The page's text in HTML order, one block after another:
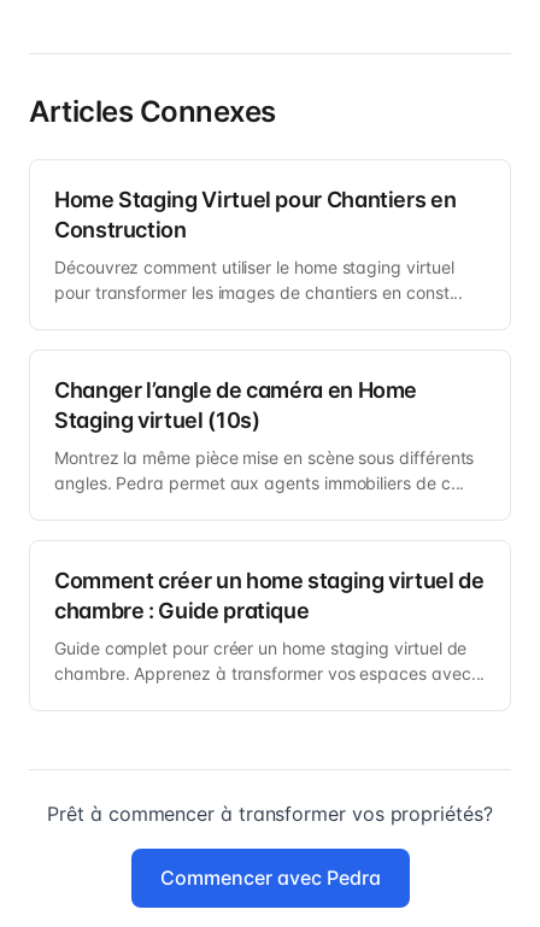
Articles Connexes
Home Staging Virtuel pour Chantiers en
Construction
Découvrez comment utiliser le home staging virtuel
pour transformer les images de chantiers en const...
Changer l’angle de caméra en Home
Staging virtuel (10s)
Montrez la même pièce mise en scène sous différents
angles. Pedra permet aux agents immobiliers de c...
Comment créer un home staging virtuel de
chambre : Guide pratique
Guide complet pour créer un home staging virtuel de
chambre. Apprenez à transformer vos espaces avec...
Prêt à commencer à transformer vos propriétés?
Commencer avec Pedra